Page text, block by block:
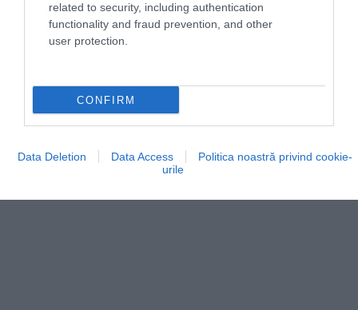
related to security, including authentication
functionality and fraud prevention, and other
user protection.
CONFIRM
Data Deletion Data Access
Politica noastră privind cookie-
urile
ciudate formațiuni din deșertul australian
O plimbare prin deșertul Pinnacle din vestul
MAPAMOND